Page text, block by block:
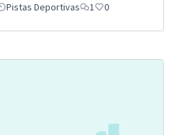
Pistas Deportivas 1 0